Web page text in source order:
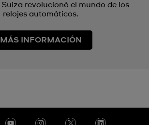
revolucionó el mundo de los
relojes automáticos.
MÁS INFORMACIÓN